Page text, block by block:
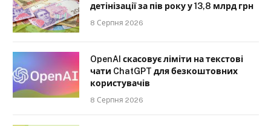
детінізації за пів року у 13,8 млрд грн
8 Серпня 2026
OpenAI скасовує ліміти на текстові
чати ChatGPT для безкоштовних
користувачів
8 Серпня 2026